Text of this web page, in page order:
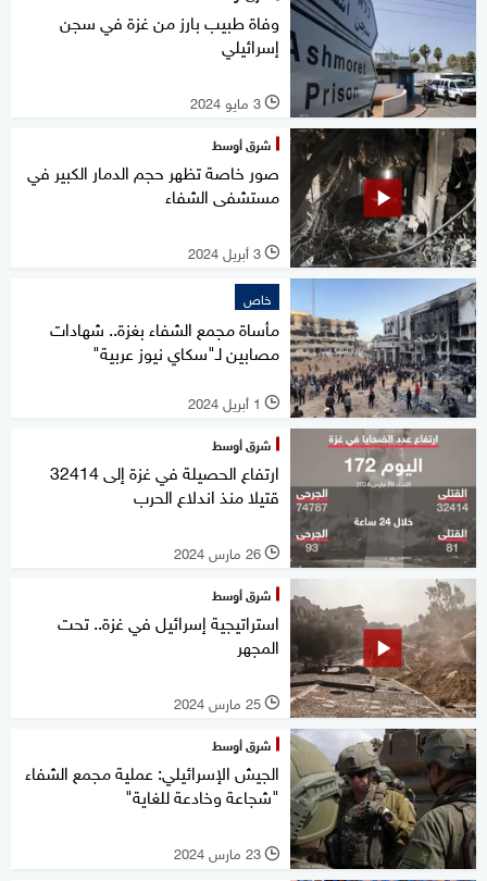
وفاة طبيب بارز من غزة في سجن
إسرائيلي
l 3 مايو 2024
شرق أوسط
صور خاصة تظهر حجم الدمار الكبير في
مستشفى الشفاء
l 3 أبريل 2024
خاص
مأساة مجمع الشفاء بغزة.. شهادات
مصابين لـ"سكاي نيوز عربية"
l 1 أبريل 2024
شرق أوسط
ارتفاع الحصيلة في غزة إلى 32414
قتيلا منذ اندلاع الحرب
l 26 مارس 2024
شرق أوسط
استراتيجية إسرائيل في غزة.. تحت
المجهر
l 25 مارس 2024
شرق أوسط
الجيش الإسرائيلي: عملية مجمع الشفاء
"شجاعة وخادعة للغاية"
l 23 مارس 2024